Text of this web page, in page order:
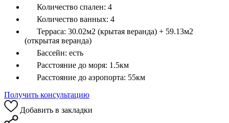
Количество спален: 4
Количество ванных: 4
Терраса: 30.02м2 (крытая веранда) + 59.13м2
(открытая веранда)
Бассейн: есть
Расстояние до моря: 1.5км
Расстояние до аэропорта: 55км
Получить консультацию
Добавить в закладки